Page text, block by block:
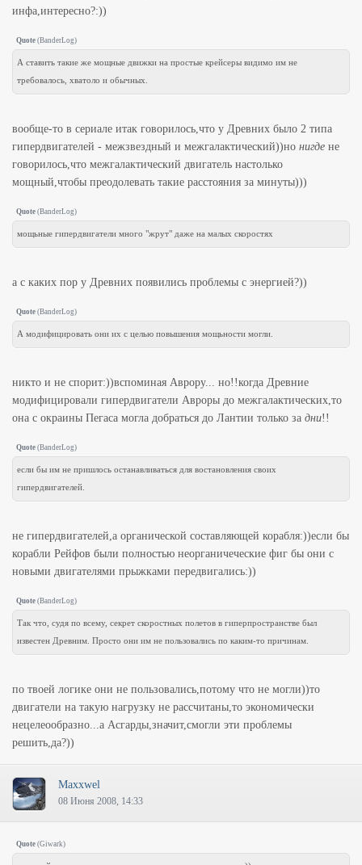
инфа,интересно?:))
Quote (BanderLog)
А ставить такие же мощные движки на простые крейсеры видимо им не
требовалось, хватоло и обычных.
вообще-то в сериале итак говорилось,что у Древних было 2 типа
гипердвигателей - межзвездный и межгалактический))но нигде не
говорилось,что межгалактический двигатель настолько
мощный,чтобы преодолевать такие расстояния за минуты)))
Quote (BanderLog)
мощьные гипердвигатели много "жрут" даже на малых скоростях
а с каких пор у Древних появились проблемы с энергией?))
Quote (BanderLog)
А модифицировать они их с целью повышения мощьности могли.
никто и не спорит:))вспоминая Аврору... но!!когда Древние
модифицировали гипердвигатели Авроры до межгалактических,то
она с окраины Пегаса могла добраться до Лантии только за дни!!
Quote (BanderLog)
если бы им не пришлось останавливаться для востановления своих
гипердвигателей.
не гипердвигателей,а органической составляющей корабля:))если бы
корабли Рейфов были полностью неорганичеческие фиг бы они с
новыми двигателями прыжками передвигались:))
Quote (BanderLog)
Так что, судя по всему, секрет скоростных полетов в гиперпространстве был
известен Древним. Просто они им не пользовались по каким-то причинам.
по твоей логике они не пользовались,потому что не могли))то
двигатели на такую нагрузку не рассчитаны,то экономически
нецелеообразно...а Асгарды,значит,смогли эти проблемы
решить,да?))
Maxxwel
08 Июня 2008, 14:33
Quote (Giwark)